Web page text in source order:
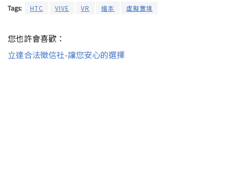
Tags: HTC VIVE VR 繪本 虛擬實境
您也許會喜歡：
立達合法徵信社-讓您安心的選擇